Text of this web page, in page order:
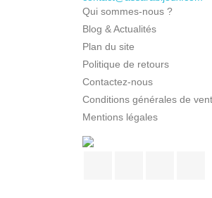
Qui sommes-nous ?
Blog & Actualités
Plan du site
Politique de retours
Contactez-nous
Conditions générales de
Mentions légales